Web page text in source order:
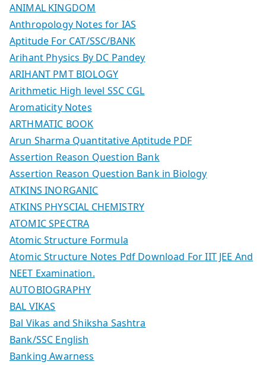
ANIMAL KINGDOM
Anthropology Notes for IAS
Aptitude For CAT/SSC/BANK
Arihant Physics By DC Pandey
ARIHANT PMT BIOLOGY
Arithmetic High level SSC CGL
Aromaticity Notes
ARTHMATIC BOOK
Arun Sharma Quantitative Aptitude PDF
Assertion Reason Question Bank
Assertion Reason Question Bank in Biology
ATKINS INORGANIC
ATKINS PHYSCIAL CHEMISTRY
ATOMIC SPECTRA
Atomic Structure Formula
Atomic Structure Notes Pdf Download For IIT JEE And
NEET Examination.
AUTOBIOGRAPHY
BAL VIKAS
Bal Vikas and Shiksha Sashtra
Bank/SSC English
Banking Awarness